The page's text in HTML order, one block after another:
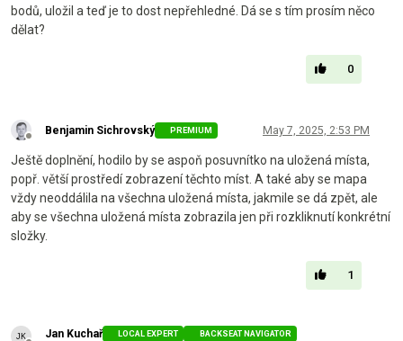
bodů, uložil a teď je to dost nepřehledné. Dá se s tím prosím něco
dělat?
0
Benjamin Sichrovský PREMIUM May 7, 2025, 2:53 PM
Ještě doplnění, hodilo by se aspoň posuvnítko na uložená místa,
popř. větší prostředí zobrazení těchto míst. A také aby se mapa
vždy neoddálila na všechna uložená místa, jakmile se dá zpět, ale
aby se všechna uložená místa zobrazila jen při rozkliknutí konkrétní
složky.
1
Jan Kuchař LOCAL EXPERT
BACKSEAT NAVIGATOR